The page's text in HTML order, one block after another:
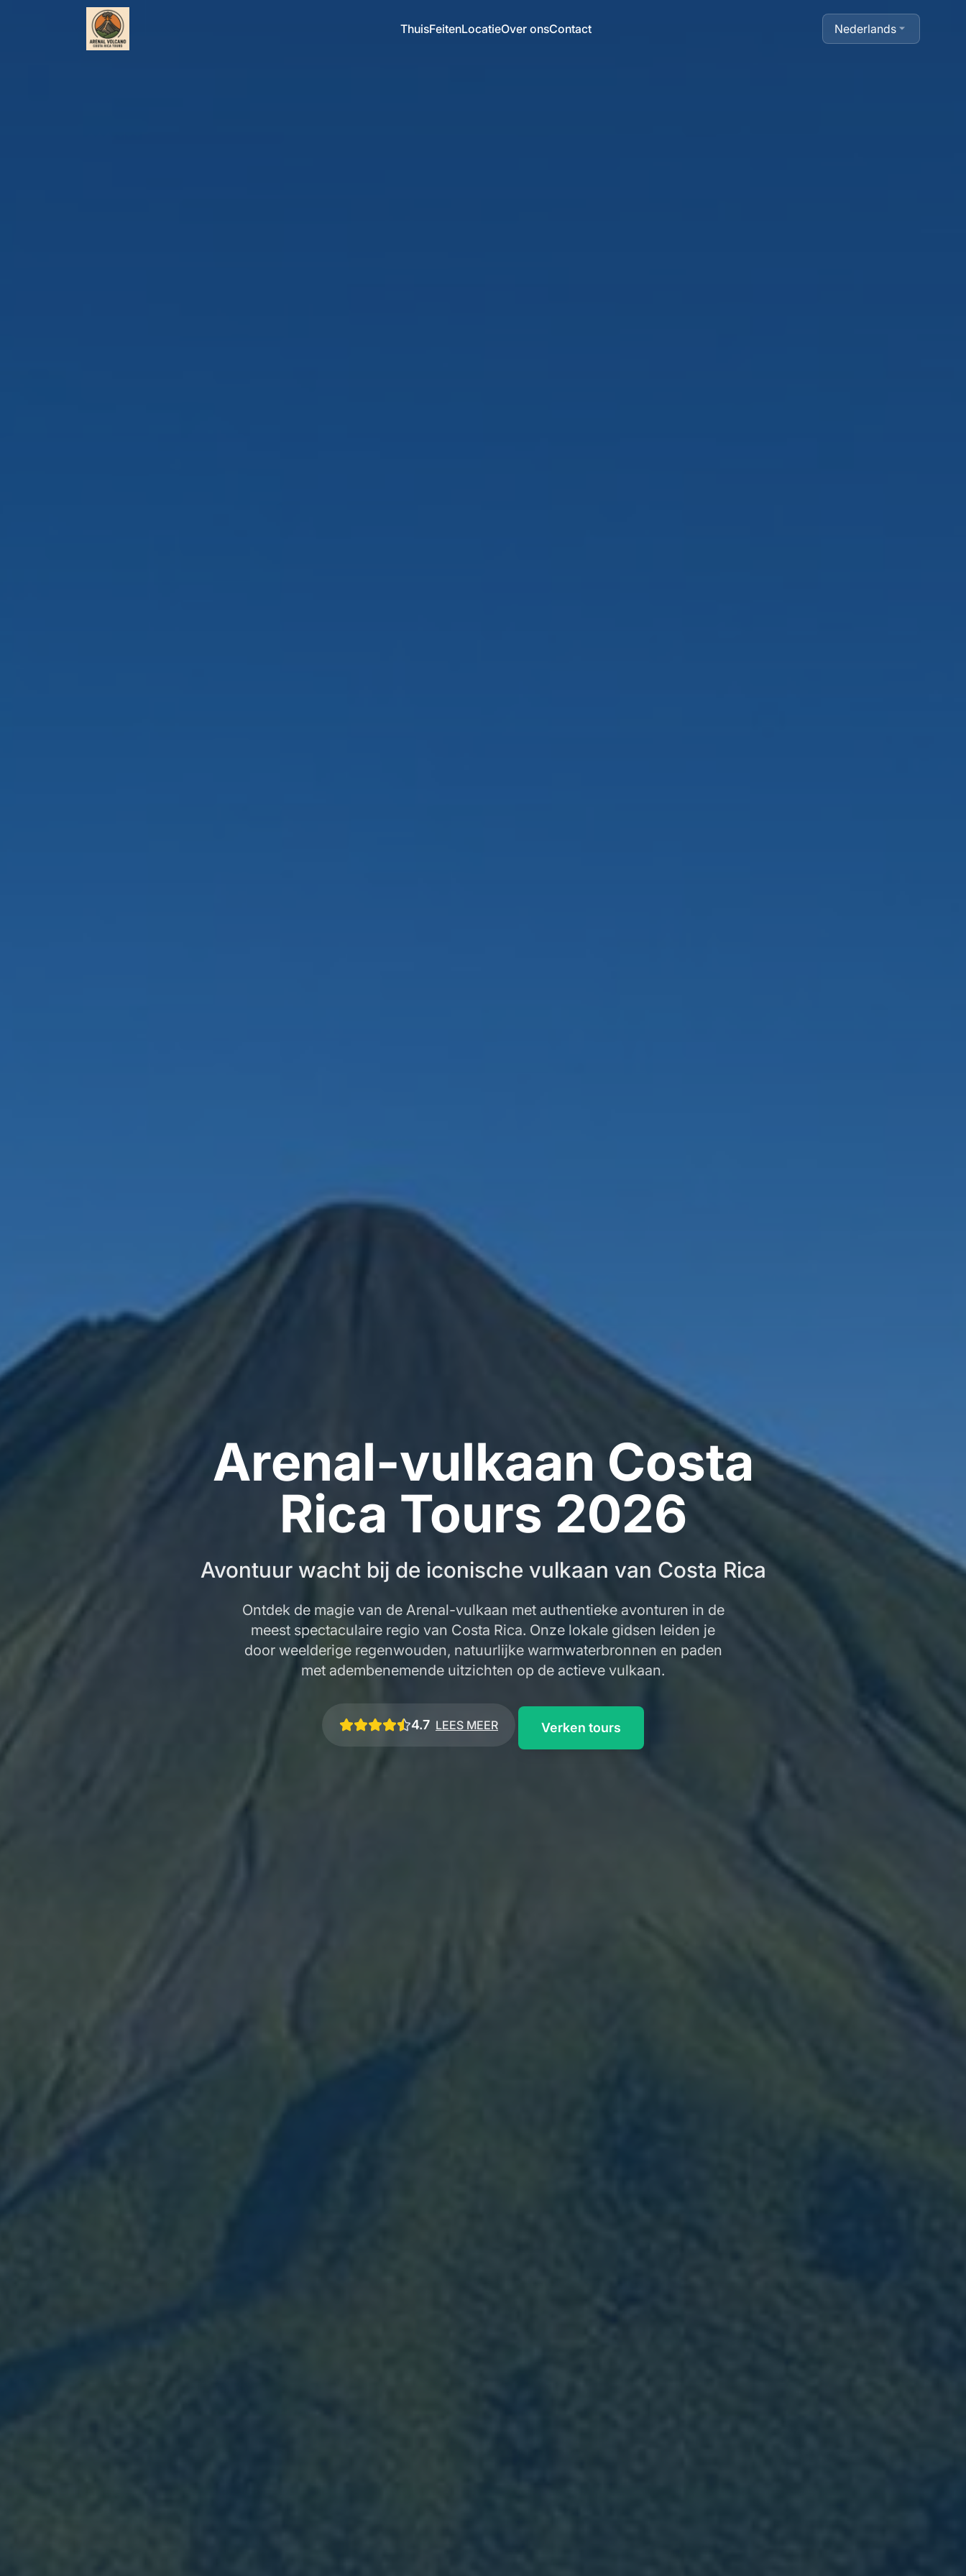
ThuisFeitenLocatieOver onsContact Nederlands
Arenal-vulkaan Costa
Rica Tours 2026
Avontuur wacht bij de iconische vulkaan van Costa Rica
Ontdek de magie van de Arenal-vulkaan met authentieke avonturen in de
meest spectaculaire regio van Costa Rica. Onze lokale gidsen leiden je
door weelderige regenwouden, natuurlijke warmwaterbronnen en paden
met adembenemende uitzichten op de actieve vulkaan.
4.7 LEES MEER Verken tours